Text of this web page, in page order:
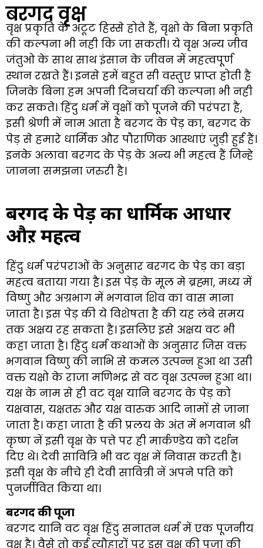
बरगद वृक्ष
वृक्ष प्रकृति के अटूट हिस्से होते हैं, वृक्षो के बिना प्रकृति
की कल्पना भी नही कि जा सकती। ये वृक्ष अन्य जीव
जंतुओ के साथ साथ इंसान के जीवन में महत्वपूर्ण
स्थान रखते हैं। इनसे हमें बहुत सी वस्तुए प्राप्त होती है
जिनके बिना हम अपनी दिनचर्यां की कल्पना भी नही
कर सकते। हिंदु धर्म में वृक्षों को पूजने की परंपरा है,
इसी श्रेणी में नाम आता है बरगद के पेड़ का, बरगद के
पेड़ से हमारे धार्मिक और पौराणिक आस्थाएं जुड़ी हुई हैं।
इनके अलावा बरगद के पेड़ के अन्य भी महत्व हैं जिन्हे
जानना समझना जरुरी है।
बरगद के पेड़ का धार्मिक आधार
औऱ महत्व
हिंदु धर्म परंपराओं के अनुसार बरगद के पेड़ का बड़ा
महत्व बताया गया है। इस पेड़ के मूल मे ब्रह्मा, मध्य में
विष्णु और अग्रभाग में भगवान शिव का वास माना
जाता है। इस पेड़ की ये विशेषता है की यह लंबे समय
तक अक्षय रह सकता है। इसलिए इसे अक्षय वट भी
कहा जाता है। हिंदु धर्म कथाओं के अनुसार जिस वक्त
भगवान विष्णु की नाभि से कमल उत्पन्न हुआ था उसी
वक्त यक्षो के राजा मणिभद्र से वट वृक्ष उत्पन्न हुआ था।
यक्ष के नाम से ही वट वृक्ष यानि बरगद के पेड़ को
यक्षवास, यक्षतरु और यक्ष वारुक आदि नामों से जाना
जाता है। कहा जाता है की प्रलय के अंत में भगवान श्री
कृष्ण नें इसी वृक्ष के पत्ते पर ही मार्कण्डेय को दर्शन
दिए थे। देवी सावित्रि भी वट वृक्ष में निवास करती है।
इसी वृक्ष के नीचे ही देवी सावित्री नें अपने पति को
पुनर्जीवित किया था।
बरगद की पूजा
बरगद यानि वट वृक्ष हिंदु सनातन धर्म में एक पूजनीय
वृक्ष है। वैसे तो कई त्यौहारों पर इस वृक्ष की पूजा की